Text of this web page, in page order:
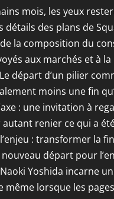
mois, les yeux
détails des plans de
la composition du
aux marchés et à la
départ d’un pilier
moins une fin
: une invitation à
renier ce qui a
: transformer la
départ pour
Yoshida incarne
même lorsque les